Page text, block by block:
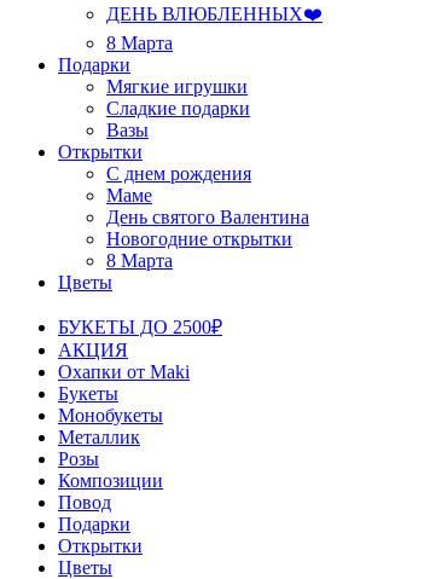
ДЕНЬ ВЛЮБЛЕННЫХ❤️
8 Марта
Подарки
Мягкие игрушки
Сладкие подарки
Вазы
Открытки
С днем рождения
Маме
День святого Валентина
Новогодние открытки
8 Марта
Цветы
БУКЕТЫ ДО 2500₽
АКЦИЯ
Охапки от Maki
Букеты
Монобукеты
Металлик
Розы
Композиции
Повод
Подарки
Открытки
Цветы